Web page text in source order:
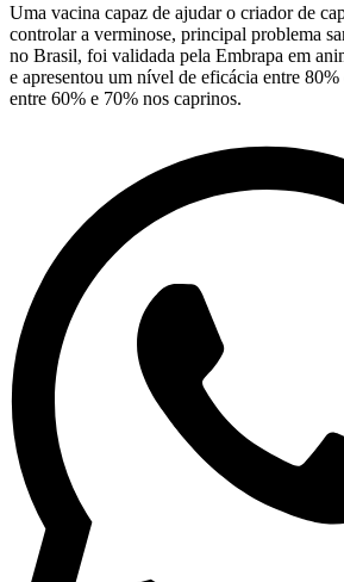
Uma vacina capaz de ajudar o criador de
controlar a verminose, principal problema
no Brasil, foi validada pela Embrapa em
e apresentou um nível de eficácia entre
entre 60% e 70% nos caprinos.